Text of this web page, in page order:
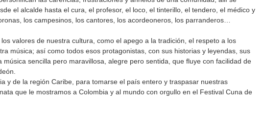
el alcalde hasta el cura, el profesor, el loco, el tinterillo, el tendero, el médico y
los campesinos, los cantores, los acordeoneros, los parranderos…
valores de nuestra cultura, como el apego a la tradición, el respeto a los
música; así como todos esos protagonistas, con sus historias y leyendas, sus
sencilla pero maravillosa, alegre pero sentida, que fluye con facilidad de
y de la región Caribe, para tomarse el país entero y traspasar nuestras
que le mostramos a Colombia y al mundo con orgullo en el Festival Cuna de